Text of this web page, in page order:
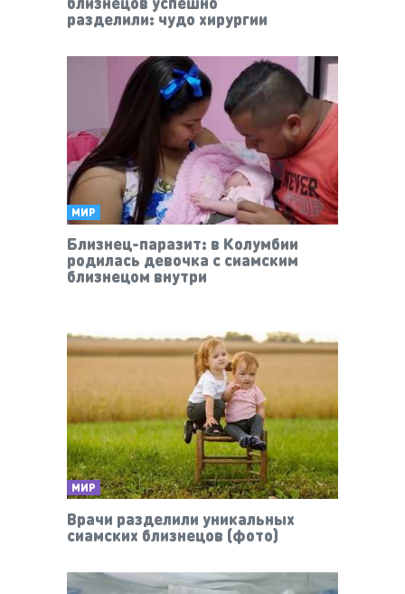
разделили: чудо хирургии
МИР
Близнец-паразит: в Колумбии
родилась девочка с сиамским
близнецом внутри
МИР
Врачи разделили уникальных
сиамских близнецов (фото)